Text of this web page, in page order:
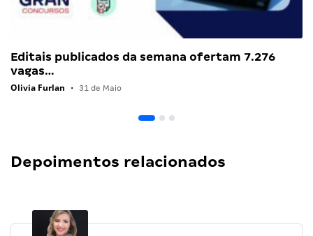
Editais publicados da semana ofertam 7.276
vagas…
Olivia Furlan • 31 de Maio
Depoimentos relacionados